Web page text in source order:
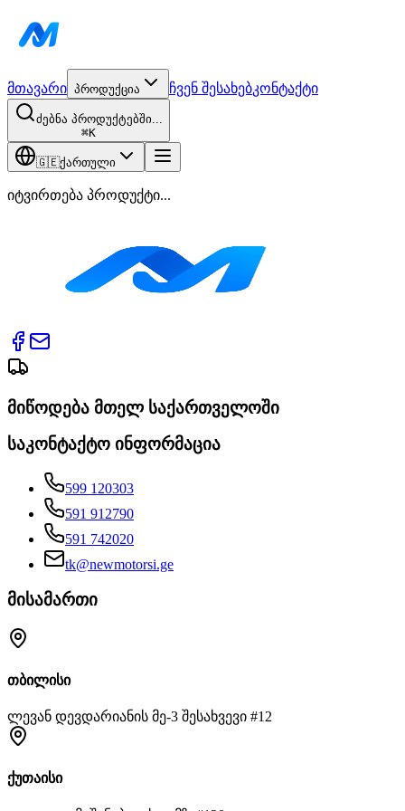
მთავარი პროდუქცია ჩვენ შესახებკონტაქტი
ძებნა პროდუქტებში...
⌘K
🇬🇪ქართული
იტვირთება პროდუქტი...
მიწოდება მთელ საქართველოში
საკონტაქტო ინფორმაცია
599 120303
591 912790
591 742020
tk@newmotorsi.ge
მისამართი
თბილისი
ლევან დევდარიანის მე-3 შესახვევი #12
ქუთაისი